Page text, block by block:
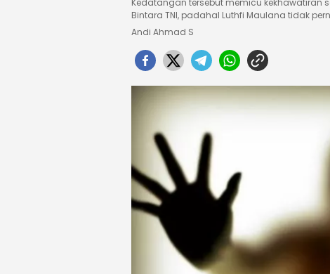
Kedatangan tersebut memicu kekhawatiran
Bintara TNI, padahal Luthfi Maulana tidak
Andi Ahmad S